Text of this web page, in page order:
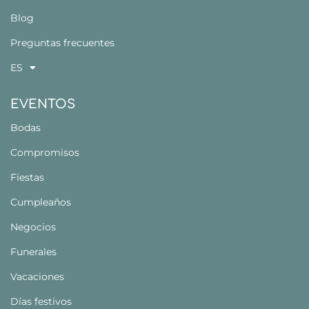
Blog
Preguntas frecuentes
ES
EVENTOS
Bodas
Compromisos
Fiestas
Cumpleaños
Negocios
Funerales
Vacaciones
Días festivos